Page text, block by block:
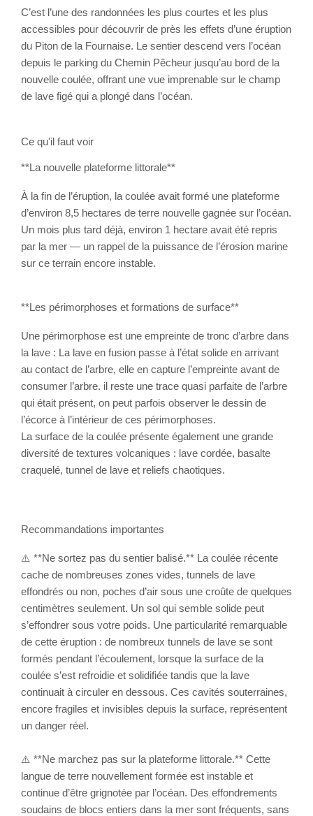
C’est l’une des randonnées les plus courtes et les plus
accessibles pour découvrir de près les effets d’une éruption
du Piton de la Fournaise. Le sentier descend vers l’océan
depuis le parking du Chemin Pêcheur jusqu’au bord de la
nouvelle coulée, offrant une vue imprenable sur le champ
de lave figé qui a plongé dans l’océan.
Ce qu'il faut voir
**La nouvelle plateforme littorale**
À la fin de l’éruption, la coulée avait formé une plateforme
d’environ 8,5 hectares de terre nouvelle gagnée sur l’océan.
Un mois plus tard déjà, environ 1 hectare avait été repris
par la mer — un rappel de la puissance de l’érosion marine
sur ce terrain encore instable.
**Les périmorphoses et formations de surface**
Une périmorphose est une empreinte de tronc d’arbre dans
la lave : La lave en fusion passe à l’état solide en arrivant
au contact de l’arbre, elle en capture l’empreinte avant de
consumer l’arbre. il reste une trace quasi parfaite de l’arbre
qui était présent, on peut parfois observer le dessin de
l’écorce à l’intérieur de ces périmorphoses.
La surface de la coulée présente également une grande
diversité de textures volcaniques : lave cordée, basalte
craquelé, tunnel de lave et reliefs chaotiques.
Recommandations importantes
⚠️ **Ne sortez pas du sentier balisé.** La coulée récente
cache de nombreuses zones vides, tunnels de lave
effondrés ou non, poches d’air sous une croûte de quelques
centimètres seulement. Un sol qui semble solide peut
s’effondrer sous votre poids. Une particularité remarquable
de cette éruption : de nombreux tunnels de lave se sont
formés pendant l’écoulement, lorsque la surface de la
coulée s’est refroidie et solidifiée tandis que la lave
continuait à circuler en dessous. Ces cavités souterraines,
encore fragiles et invisibles depuis la surface, représentent
un danger réel.
⚠️ **Ne marchez pas sur la plateforme littorale.** Cette
langue de terre nouvellement formée est instable et
continue d’être grignotée par l’océan. Des effondrements
soudains de blocs entiers dans la mer sont fréquents, sans